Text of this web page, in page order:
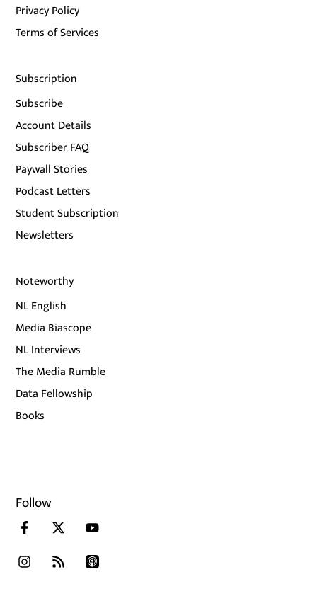
Privacy Policy
Terms of Services
Subscription
Subscribe
Account Details
Subscriber FAQ
Paywall Stories
Podcast Letters
Student Subscription
Newsletters
Noteworthy
NL English
Media Biascope
NL Interviews
The Media Rumble
Data Fellowship
Books
Follow